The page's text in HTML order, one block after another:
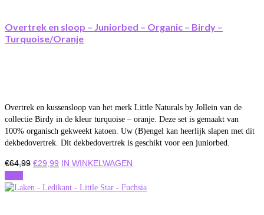
Overtrek en sloop – Juniorbed – Organic – Birdy –
Turquoise/Oranje
Overtrek en kussensloop van het merk Little Naturals by Jollein van de
collectie Birdy in de kleur turquoise – oranje. Deze set is gemaakt van
100% organisch gekweekt katoen. Uw (B)engel kan heerlijk slapen met dit
dekbedovertrek. Dit dekbedovertrek is geschikt voor een juniorbed.
€64,99 Oorspronkelijke
was:
€29,99 Huidige
is:
IN WINKELWAGEN